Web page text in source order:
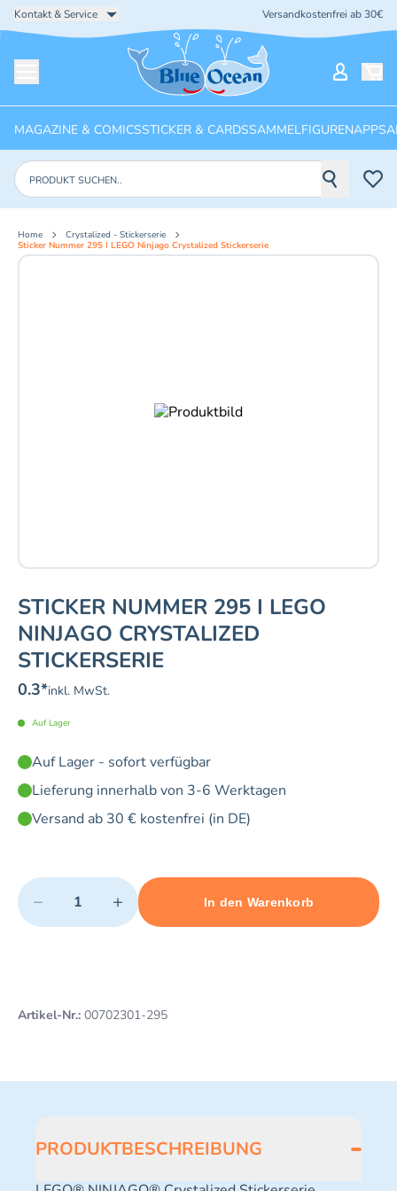
Kontakt & Service Versandkostenfrei ab 30€
Startseite
MAGAZINE & COMICSSTICKER & CARDSSAMMELFIGURENAPPS
Produkte suchen
Home
Crystalized - Stickerserie
Sticker Nummer 295 I LEGO Ninjago Crystalized Stickerserie
STICKER NUMMER 295 I LEGO
NINJAGO CRYSTALIZED
STICKERSERIE
0.3*inkl. MwSt.
Auf Lager
Auf Lager - sofort verfügbar
Lieferung innerhalb von 3-6 Werktagen
Versand ab 30 € kostenfrei (in DE)
Quantity
− +
Minimum quantity: 1 Maximum quantity: 3
In den Warenkorb
Add 1 item to cart
Artikel-Nr.: 00702301-295
PRODUKTBESCHREIBUNG